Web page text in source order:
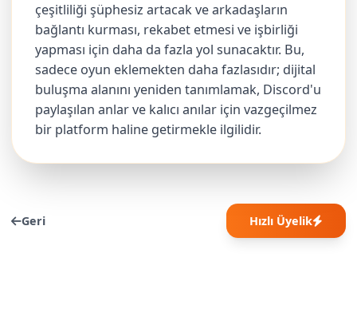
çeşitliliği şüphesiz artacak ve arkadaşların
bağlantı kurması, rekabet etmesi ve işbirliği
yapması için daha da fazla yol sunacaktır. Bu,
sadece oyun eklemekten daha fazlasıdır; dijital
buluşma alanını yeniden tanımlamak, Discord'u
paylaşılan anlar ve kalıcı anılar için vazgeçilmez
bir platform haline getirmekle ilgilidir.
Geri Hızlı Üyelik